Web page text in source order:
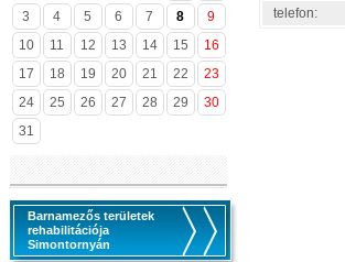
3
4 5 6 7 8
9
10
11 12 13 14 15
16
17
18 19 20 21 22
23
24
25 26 27 28 29
30
31
Barnamezős területek
rehabilitációja
Simontornyán
telefon: